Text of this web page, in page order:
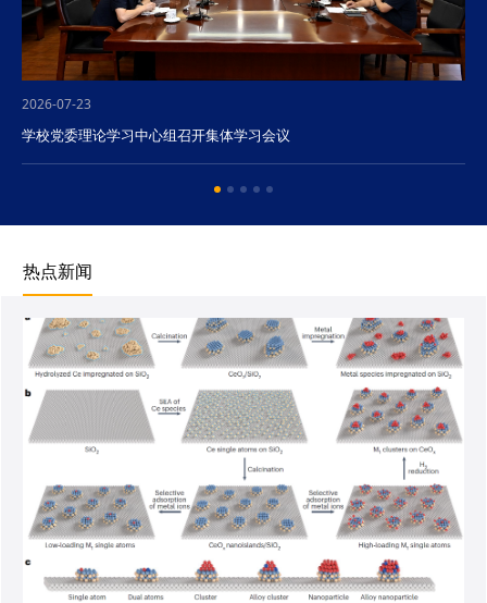
2026-07-23
学校党委理论学习中心组召开集体学习会议
热点新闻